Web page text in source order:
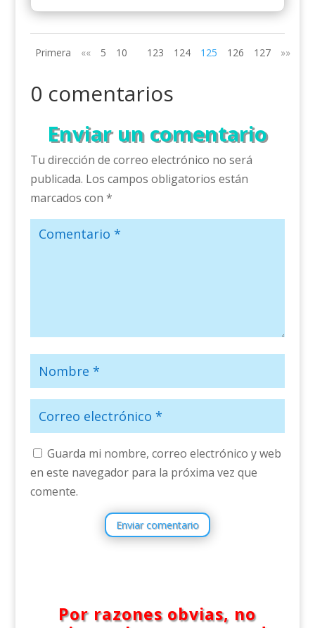
Primera «« 5 10 123 124 125 126 127 »»
0 comentarios
Enviar un comentario
Tu dirección de correo electrónico no será
publicada. Los campos obligatorios están
marcados con *
Guarda mi nombre, correo electrónico y web
en este navegador para la próxima vez que
comente.
Enviar comentario
Por razones obvias, no